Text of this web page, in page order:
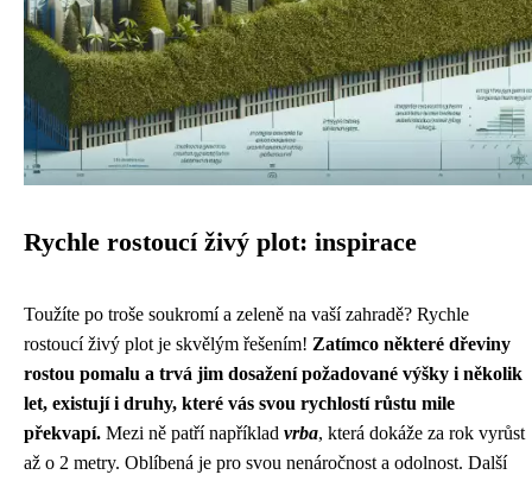
Rychle rostoucí živý plot: inspirace
Toužíte po troše soukromí a zeleně na vaší zahradě? Rychle
rostoucí živý plot je skvělým řešením! Zatímco některé dřeviny
rostou pomalu a trvá jim dosažení požadované výšky i několik
let, existují i ​​druhy, které vás svou rychlostí růstu mile
překvapí. Mezi ně patří například vrba, která dokáže za rok vyrůst
až o 2 metry. Oblíbená je pro svou nenáročnost a odolnost. Další